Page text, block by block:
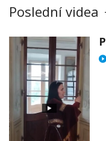
Poslední videa